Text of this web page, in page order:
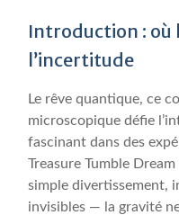
Introduction : où
l’incertitude
Le rêve quantique, ce
microscopique défie
fascinant dans des
Treasure Tumble
simple divertissement,
invisibles — la gravité